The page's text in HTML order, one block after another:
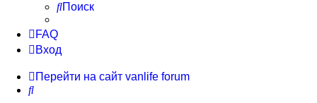
Поиск
FAQ
Вход
Перейти на сайт vanlife forum
Поиск